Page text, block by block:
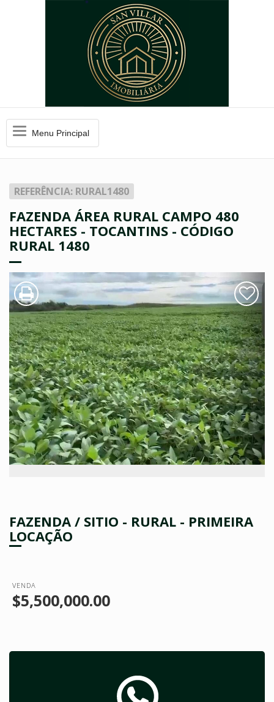
MenuMenu Principal
REFERÊNCIA: RURAL1480
FAZENDA ÁREA RURAL CAMPO 480
HECTARES - TOCANTINS - CÓDIGO
RURAL 1480
FAZENDA / SITIO - RURAL - PRIMEIRA
LOCAÇÃO
VENDA
$5,500,000.00